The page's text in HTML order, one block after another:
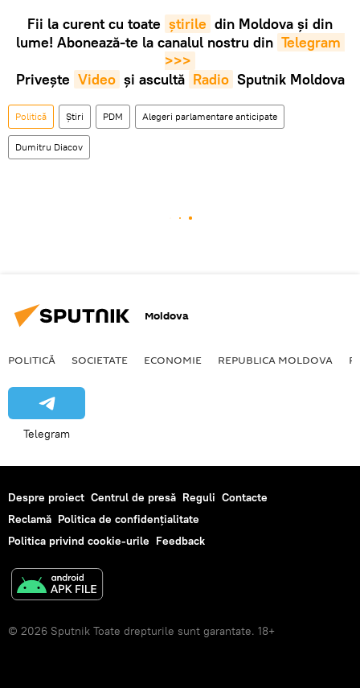
Fii la curent cu toate știrile din Moldova și din
lume! Abonează-te la canalul nostru din Telegram
>>>
Privește Video și ascultă Radio Sputnik Moldova
Politică Știri PDM Alegeri parlamentare anticipate
Dumitru Diacov
Moldova
POLITICĂ SOCIETATE ECONOMIE REPUBLICA MOLDOVA
Telegram
Despre proiect Centrul de presă Reguli Contacte
Reclamă Politica de confidențialitate
Politica privind cookie-urile Feedback
© 2026 Sputnik Toate drepturile sunt garantate. 18+